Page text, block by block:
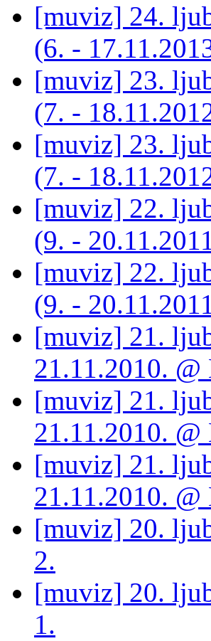
[muviz] 24.
(6. -
[muviz] 23.
(7. -
[muviz] 23.
(7. -
[muviz] 22.
(9. -
[muviz] 22.
(9. -
[muviz] 21.
21.11.2010.
[muviz] 21.
21.11.2010.
[muviz] 21.
21.11.2010.
[muviz] 20.
2.
[muviz] 20.
1.